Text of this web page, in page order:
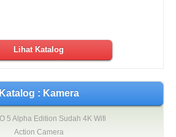
Lihat Katalog
Katalog : Kamera